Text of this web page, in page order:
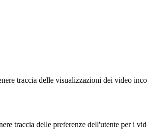
traccia delle visualizzazioni dei video
traccia delle preferenze dell'utente per i